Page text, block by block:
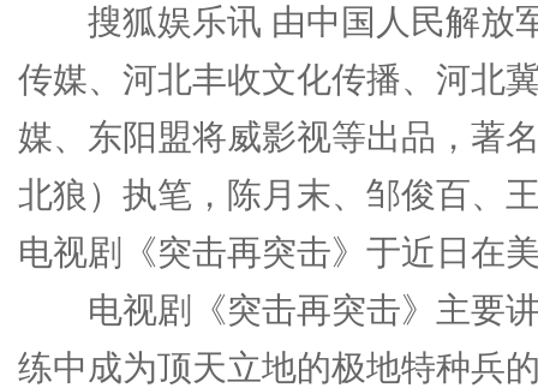
搜狐娱乐讯 由中国人民解放
传媒、河北丰收文化传播、河北
媒、东阳盟将威影视等出品，著
北狼）执笔，陈月末、邹俊百、
电视剧《突击再突击》于近日在
电视剧《突击再突击》主要讲
练中成为顶天立地的极地特种兵